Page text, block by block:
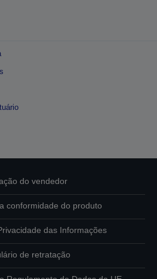
do vendedor
conformidade do produto
das Informações
de retratação